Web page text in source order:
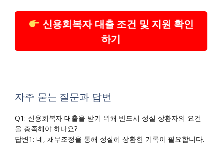
신용회복자 대출 조건 및 지원 확인
하기
자주 묻는 질문과 답변
Q1: 신용회복자 대출을 받기 위해 반드시 성실 상환자의 요건
을 충족해야 하나요?
답변1: 네, 채무조정을 통해 성실히 상환한 기록이 필요합니다.